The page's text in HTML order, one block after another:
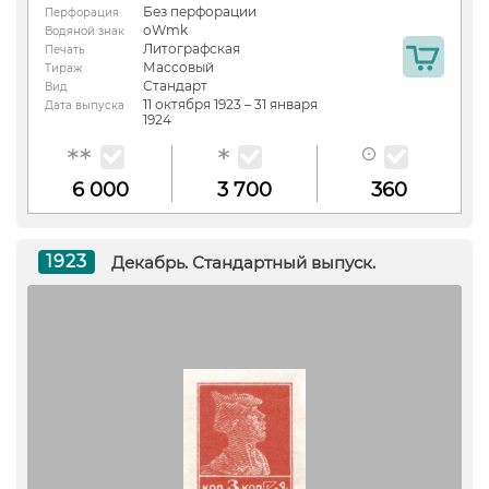
Перфорация Без перфорации
Водяной знак oWmk
Печать Литографская
Тираж Массовый
Вид Стандарт
Дата выпуска
11 октября 1923 – 31 января
1924
6 000 3 700 360
1923 Декабрь. Стандартный выпуск.